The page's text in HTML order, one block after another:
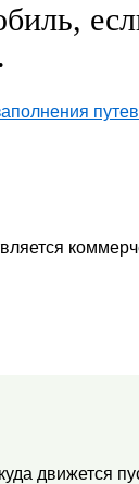
движется